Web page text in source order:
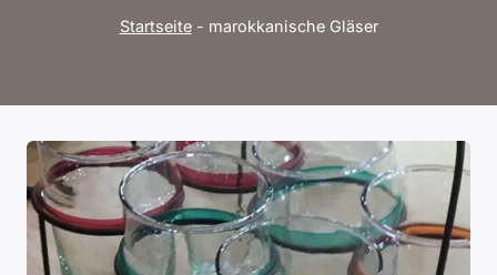
Startseite- marokkanische Gläser